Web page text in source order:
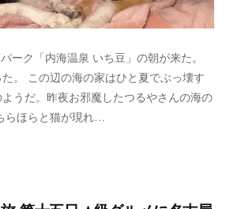
ーク「内海温泉 いち豆」の朝が来た。
。 この辺の海の家はひと夏でぶっ壊す
うだ。昨夜お邪魔したつるやさんの海の
らほらと猫が現れ…